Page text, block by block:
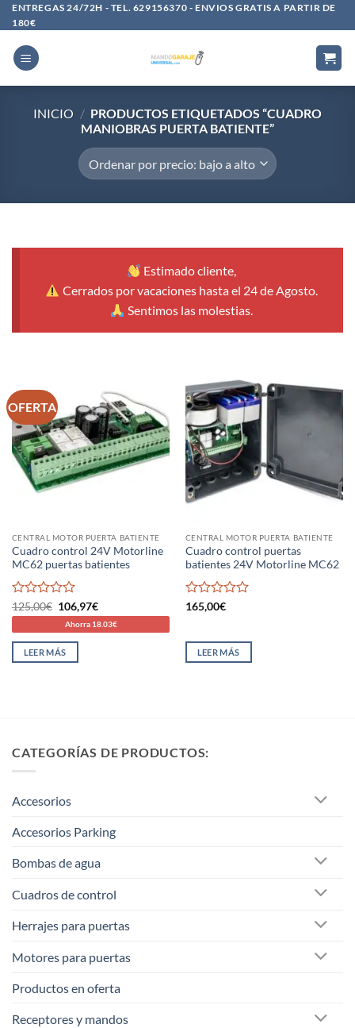
Saltar
al
contenido
ENTREGAS 24/72H - TEL. 629156370 - ENVIOS GRATIS A PARTIR DE
180€
INICIO / PRODUCTOS ETIQUETADOS “CUADRO
MANIOBRAS PUERTA BATIENTE”
Estimado cliente,
Cerrados por vacaciones hasta el 24 de Agosto.
Sentimos las molestias.
OFERTA
CENTRAL MOTOR PUERTA BATIENTE
Cuadro control 24V Motorline
MC62 puertas batientes
Valorado
con
0
de
125,00€ El
precio
original
era:
125,00€.
106,97€El
precio
actual
es:
Ahorra 18.03€
LEER MÁS
CENTRAL MOTOR PUERTA BATIENTE
Cuadro control puertas
batientes 24V Motorline MC62
Valorado
de
165,00€
LEER MÁS
CATEGORÍAS DE PRODUCTOS:
Accesorios
Accesorios Parking
Bombas de agua
Cuadros de control
Herrajes para puertas
Motores para puertas
Productos en oferta
Receptores y mandos